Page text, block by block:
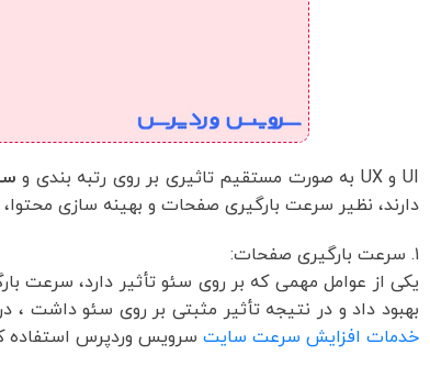
UI و UX به صورت مستقیم تاثیری بر روی رتبه بندی و
دارند، نظیر سرعت بارگیری صفحات و بهینه سازی
۱. سرعت بارگیری صفحات:
بهبود داد و در نتیجه تأثیر مثبتی بر روی سئو داشت ، در صورتی که میخواهید
خدمات افزایش سرعت سایت سرویس وردپرس استفاده